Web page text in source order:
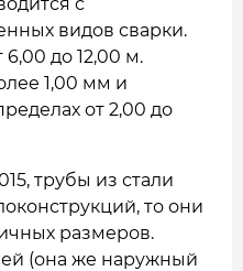
видов сварки.
6,00 до 12,00 м.
1,00 мм и
от 2,00 до
трубы из стали
то они
размеров.
(она же наружный